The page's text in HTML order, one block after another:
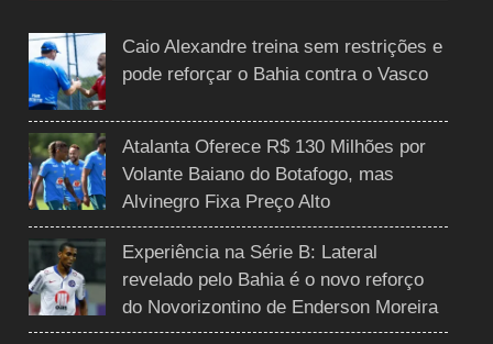
Caio Alexandre treina sem restrições e
pode reforçar o Bahia contra o Vasco
Atalanta Oferece R$ 130 Milhões por
Volante Baiano do Botafogo, mas
Alvinegro Fixa Preço Alto
Experiência na Série B: Lateral
revelado pelo Bahia é o novo reforço
do Novorizontino de Enderson Moreira